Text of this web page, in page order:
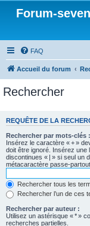
Forum-
FAQ
Accueil du forum
Rechercher
REQUÊTE DE LA
Rechercher par mots-clés :
Insérez le caractère « + »
doit être ignoré. Insérez
discontinues « | » si seul un
métacaractère passe-
Rechercher tous les
Rechercher l’un de ces
Rechercher par auteur :
Utilisez un astérisque « * »
recherches partielles.